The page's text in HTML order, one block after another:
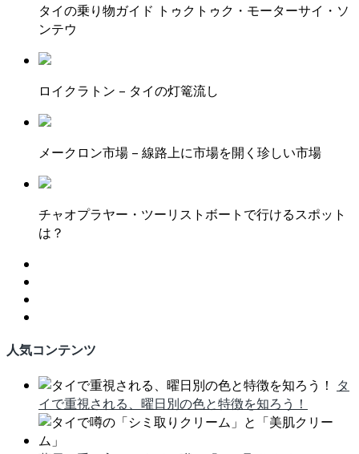
タイの乗り物ガイド トゥクトゥク・モーターサイ・ソ
ンテウ
ロイクラトン – タイの灯篭流し
メークロン市場 – 線路上に市場を開く珍しい市場
チャオプラヤー・ツーリストボートで行けるスポット
は？
人気コンテンツ
タ
イで重視される、曜日別の色と特徴を知ろう！